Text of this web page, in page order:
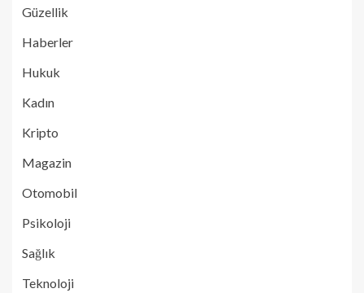
Güzellik
Haberler
Hukuk
Kadın
Kripto
Magazin
Otomobil
Psikoloji
Sağlık
Teknoloji